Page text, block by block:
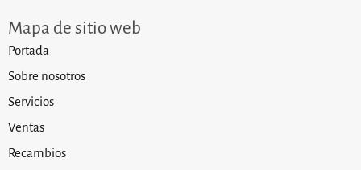
Mapa de sitio web
Portada
Sobre nosotros
Servicios
Ventas
Recambios